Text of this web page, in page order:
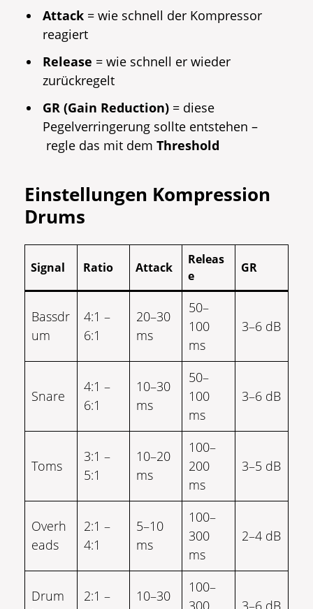
Attack = wie schnell der Kompressor
reagiert
Release = wie schnell er wieder
zurückregelt
GR (Gain Reduction) = diese
Pegelverringerung sollte entstehen –
regle das mit demThreshold
Einstellungen Kompression
Drums
Signal Ratio Attack
Releas
e
GR
Bassdr
um
4:1 –
6:1
20–30
ms
50–
100
ms
3–6 dB
Snare
4:1 –
6:1
10–30
ms
50–
100
ms
3–6 dB
Toms
3:1 –
5:1
10–20
ms
100–
200
ms
3–5 dB
Overh
eads
2:1 –
4:1
5–10
ms
100–
300
ms
2–4 dB
Drum
2:1 –
10–30
100–
300
3–6 dB